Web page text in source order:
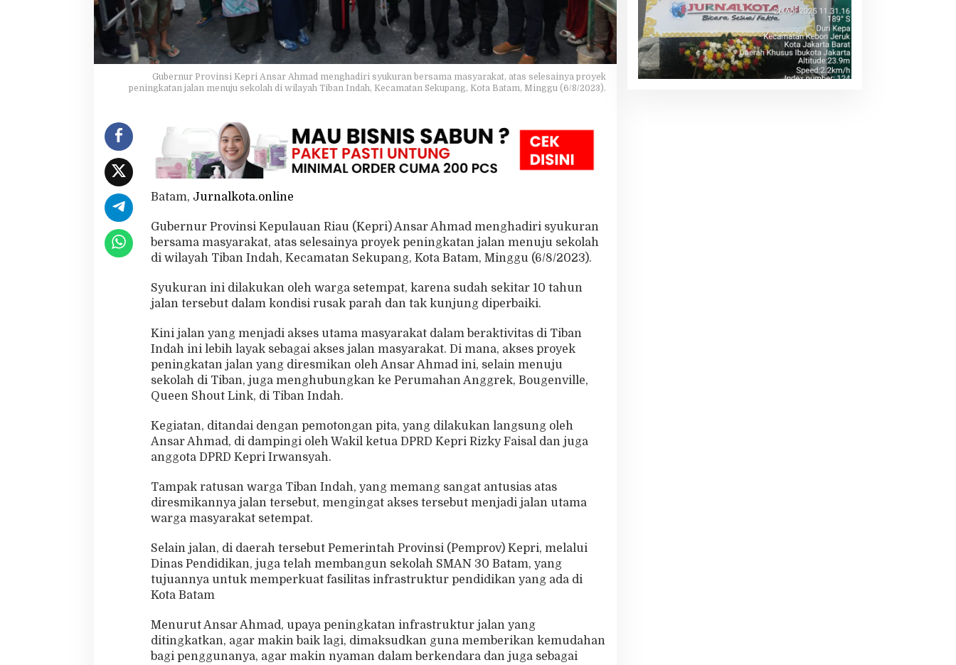
B
i
M
e
n
t
i
K
b
r
a
d
n
J
l
a
n
y
a
n
u
l
u
Gubernur Provinsi Kepri Ansar Ahmad menghadiri syukuran bersama masyarakat, atas selesainya proyek
peningkatan jalan menuju sekolah di wilayah Tiban Indah, Kecamatan Sekupang, Kota Batam, Minggu (6/8/2023).
Batam, Jurnalkota.online
Gubernur Provinsi Kepulauan Riau (Kepri) Ansar Ahmad menghadiri syukuran
bersama masyarakat, atas selesainya proyek peningkatan jalan menuju sekolah
di wilayah Tiban Indah, Kecamatan Sekupang, Kota Batam, Minggu (6/8/2023).
Syukuran ini dilakukan oleh warga setempat, karena sudah sekitar 10 tahun
jalan tersebut dalam kondisi rusak parah dan tak kunjung diperbaiki.
Kini jalan yang menjadi akses utama masyarakat dalam beraktivitas di Tiban
Indah ini lebih layak sebagai akses jalan masyarakat. Di mana, akses proyek
peningkatan jalan yang diresmikan oleh Ansar Ahmad ini, selain menuju
sekolah di Tiban, juga menghubungkan ke Perumahan Anggrek, Bougenville,
Queen Shout Link, di Tiban Indah.
Kegiatan, ditandai dengan pemotongan pita, yang dilakukan langsung oleh
Ansar Ahmad, di dampingi oleh Wakil ketua DPRD Kepri Rizky Faisal dan juga
anggota DPRD Kepri Irwansyah.
Tampak ratusan warga Tiban Indah, yang memang sangat antusias atas
diresmikannya jalan tersebut, mengingat akses tersebut menjadi jalan utama
warga masyarakat setempat.
Selain jalan, di daerah tersebut Pemerintah Provinsi (Pemprov) Kepri, melalui
Dinas Pendidikan, juga telah membangun sekolah SMAN 30 Batam, yang
tujuannya untuk memperkuat fasilitas infrastruktur pendidikan yang ada di
Kota Batam
Menurut Ansar Ahmad, upaya peningkatan infrastruktur jalan yang
ditingkatkan, agar makin baik lagi, dimaksudkan guna memberikan kemudahan
bagi penggunanya, agar makin nyaman dalam berkendara dan juga sebagai